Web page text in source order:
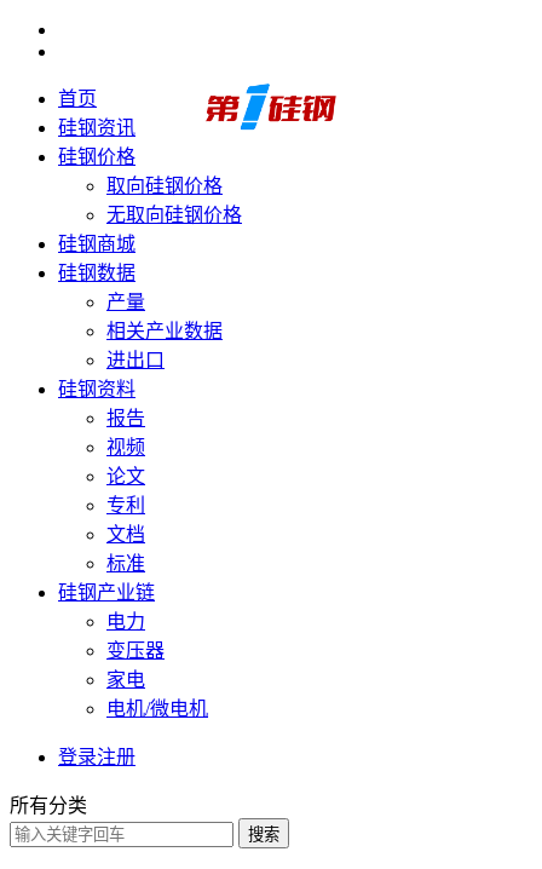
首页
硅钢资讯
硅钢价格
取向硅钢价格
无取向硅钢价格
硅钢商城
硅钢数据
产量
相关产业数据
进出口
硅钢资料
报告
视频
论文
专利
文档
标准
硅钢产业链
电力
变压器
家电
电机/微电机
登录注册
所有分类
搜索